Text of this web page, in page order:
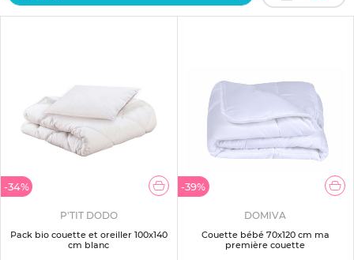
-34%
P'TIT DODO
Pack bio couette et oreiller 100x140
cm blanc
-39%
DOMIVA
Couette bébé 70x120 cm ma
première couette